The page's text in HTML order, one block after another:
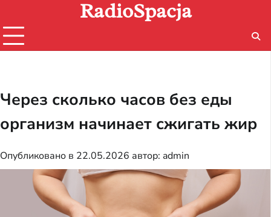
содержимому
RadioSpacja
Через сколько часов без еды
организм начинает сжигать жир
Опубликовано в 22.05.2026 автор: admin